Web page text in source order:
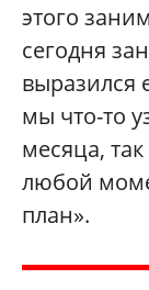
этого
сегодня
выразился
мы что-то
месяца,
любой
план».